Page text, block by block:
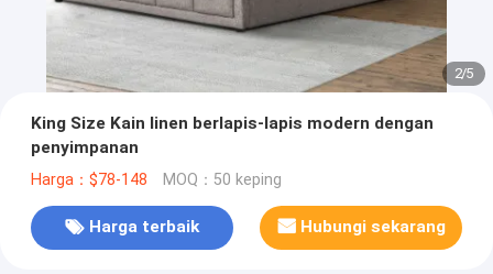
2/5
King Size Kain linen berlapis-lapis modern dengan
penyimpanan
Harga：$78-148 MOQ：50 keping
Harga terbaik Hubungi sekarang